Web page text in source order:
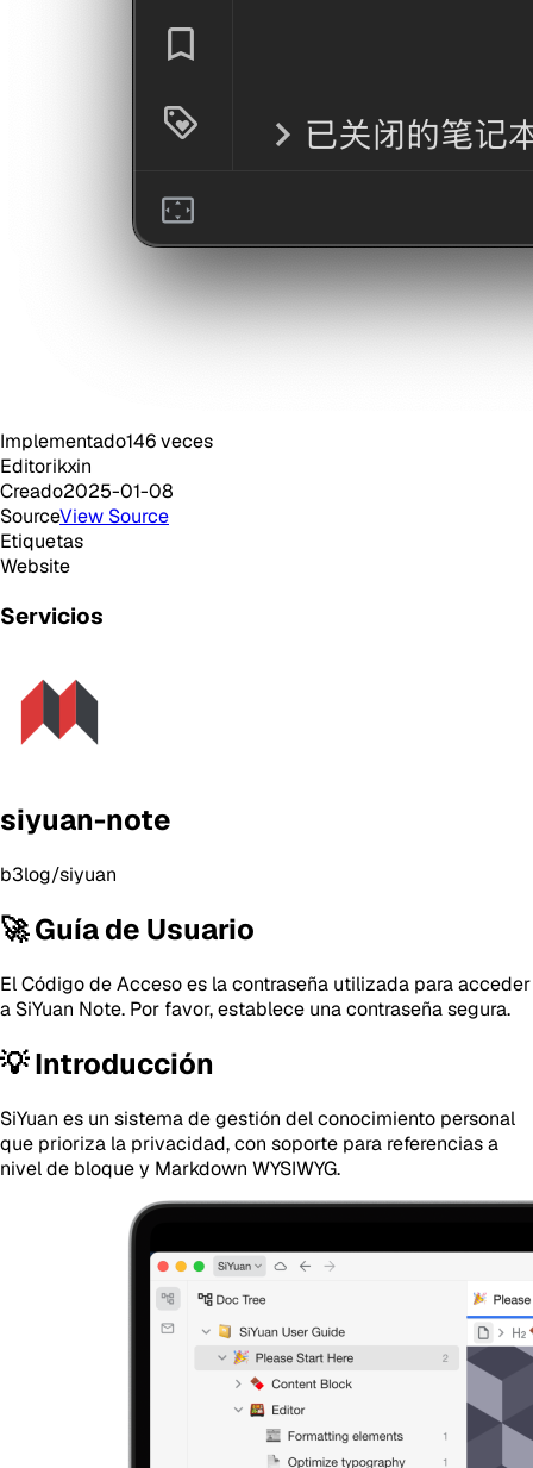
Implementado146veces
Editorikxin
Creado2025-01-08
SourceView Source
Etiquetas
Website
Servicios
siyuan-note
b3log/siyuan
🚀 Guía de Usuario
El Código de Acceso es la contraseña utilizada para acceder
a SiYuan Note. Por favor, establece una contraseña segura.
💡 Introducción
SiYuan es un sistema de gestión del conocimiento personal
que prioriza la privacidad, con soporte para referencias a
nivel de bloque y Markdown WYSIWYG.